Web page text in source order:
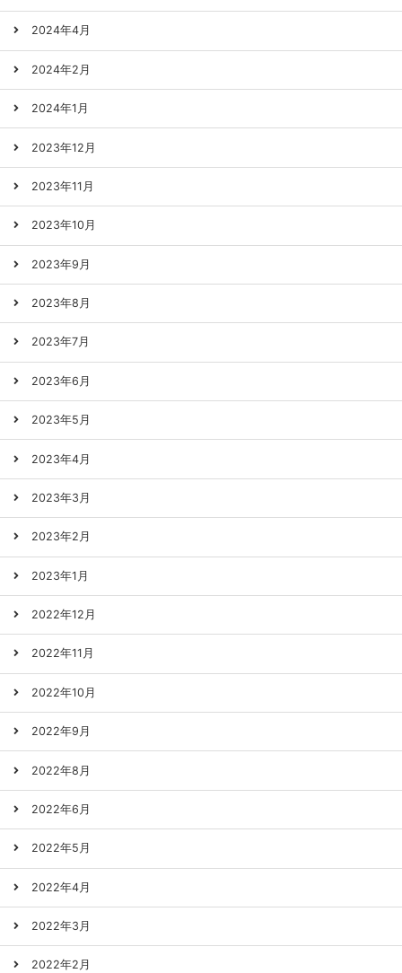
2024年4月
2024年2月
2024年1月
2023年12月
2023年11月
2023年10月
2023年9月
2023年8月
2023年7月
2023年6月
2023年5月
2023年4月
2023年3月
2023年2月
2023年1月
2022年12月
2022年11月
2022年10月
2022年9月
2022年8月
2022年6月
2022年5月
2022年4月
2022年3月
2022年2月